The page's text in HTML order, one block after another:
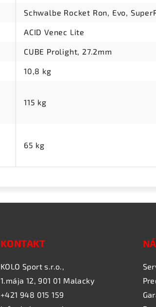
Schwalbe Rocket Ron, Evo,
ACID Venec Lite
CUBE Prolight, 27.2mm
10,8 kg
115 kg
65 kg
KONTAKT
KOLO Sport s.r.o.,
1.mája 12, 901 01 Malacky
+421 948 015 159